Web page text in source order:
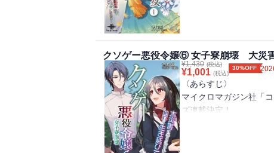
楽しい女子寮生活（ラ
楽しい男子寮生活（ヴ
婚約者だから（フィー
書籍版特典SS
クソゲー攻略中（小夜
舞台裏のエピローグ（
美しい少女（フランドー
小夜子にお菓子を（リ
〈作者からの一言〉
クソゲー悪役令嬢シリ
リリィ視点では絶対観
ーを舞台にしたエセ科
まとめました。
き勝手できる！とスイ
紫苑をこの世界に連れ
ロ。
頼れるのは、サポート
クソゲー世界の500年
が始まる！
クソゲー悪役令嬢⑥ 女子寮崩壊 大災
¥1,430 (税込)
¥1,001 (税込)
30%OFF
〈あらすじ〉
マイクロマガジン社「
ズ連載決定！